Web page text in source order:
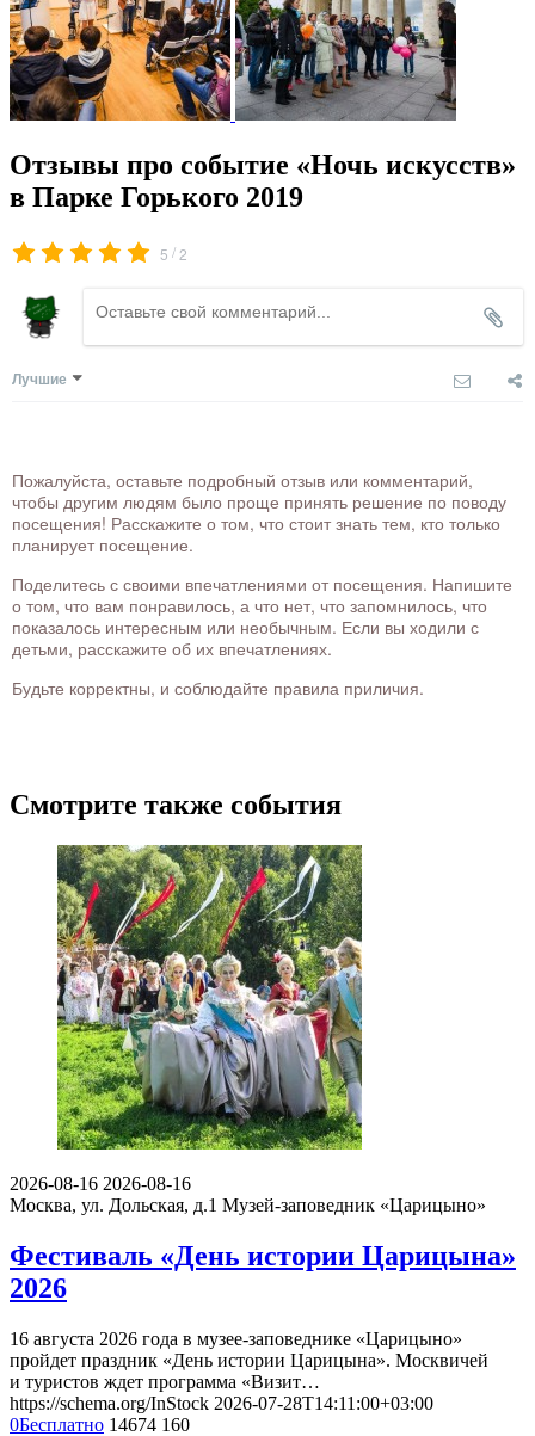
Отзывы про событие «Ночь искусств»
в Парке Горького 2019
5 /2
Лучшие
Пожалуйста, оставьте подробный отзыв или комментарий,
чтобы другим людям было проще принять решение по поводу
посещения! Расскажите о том, что стоит знать тем, кто только
планирует посещение.
Поделитесь с своими впечатлениями от посещения. Напишите
о том, что вам понравилось, а что нет, что запомнилось, что
показалось интересным или необычным. Если вы ходили с
детьми, расскажите об их впечатлениях.
Будьте корректны, и соблюдайте правила приличия.
Смотрите также события
2026-08-16 2026-08-16
Москва, ул. Дольская, д.1 Музей-заповедник «Царицыно»
Фестиваль «День истории Царицына»
2026
16 августа 2026 года в музее-заповеднике «Царицыно»
пройдет праздник «День истории Царицына». Москвичей
и туристов ждет программа «Визит…
https://schema.org/InStock 2026-07-28T14:11:00+03:00
0Бесплатно 14674 160